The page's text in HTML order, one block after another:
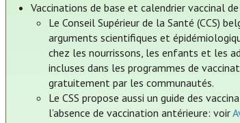
Vaccinations de base et calendrier vaccinal de
Le Conseil Supérieur de la Santé (CCS)
arguments scientifiques et
chez les nourrissons, les enfants et les
incluses dans les programmes de
gratuitement par les communautés.
Le CSS propose aussi un guide des
l’absence de vaccination antérieure: voir